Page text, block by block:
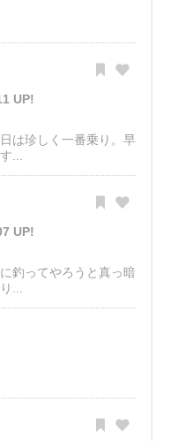
UP!
は珍しく一番乗り。早
...
UP!
釣ってやろうと真っ暗
...